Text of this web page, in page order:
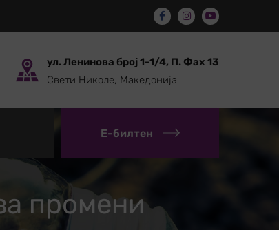
ул. Ленинова број 1-1/4, П. Фах 13
Свети Николе, Македонија
Е-билтен
промени